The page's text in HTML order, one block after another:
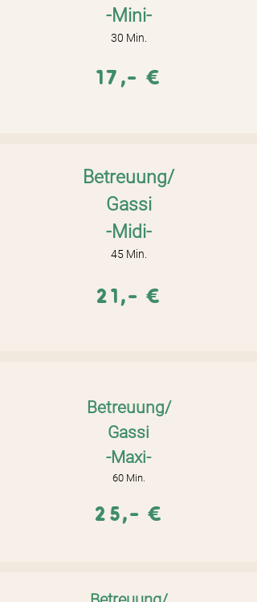
-Mini-
30 Min.
17,- €
Betreuung/
Gassi
-Midi-
45 Min.
21,- €
Betreuung/
Gassi
-Maxi-
60 Min.
25,- €